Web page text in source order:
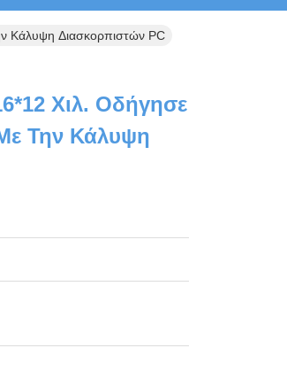
Κάλυψη Διασκορπιστών PC
Χιλ. Οδήγησε
Την Κάλυψη